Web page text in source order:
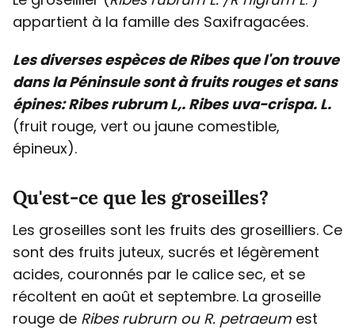
appartient à la famille des Saxifragacées.
Les diverses espèces de Ribes que l'on trouve
dans la Péninsule sont à fruits rouges et sans
épines: Ribes rubrum L,. Ribes uva-crispa. L.
(fruit rouge, vert ou jaune comestible,
épineux).
Qu'est-ce que les groseilles?
Les groseilles sont les fruits des groseilliers. Ce
sont des fruits juteux, sucrés et légèrement
acides, couronnés par le calice sec, et se
récoltent en août et septembre. La groseille
rouge de Ribes rubrurn ou R. petraeum est